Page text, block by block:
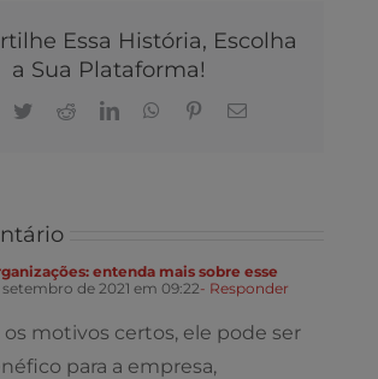
Essa História, Escolha
a Sua Plataforma!
TwitterRedditLinkedInWhatsApp
Pinterest
E-
entenda mais sobre esse
setembro de 2021 em 09:22- Responder
os motivos certos, ele pode ser
para a empresa,